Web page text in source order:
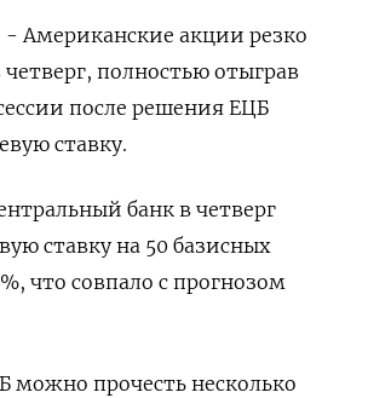
- Американские акции резко
полностью отыграв
после решения ЕЦБ
ставку.
банк в четверг
ставку на 50 базисных
что совпало с прогнозом
можно прочесть несколько